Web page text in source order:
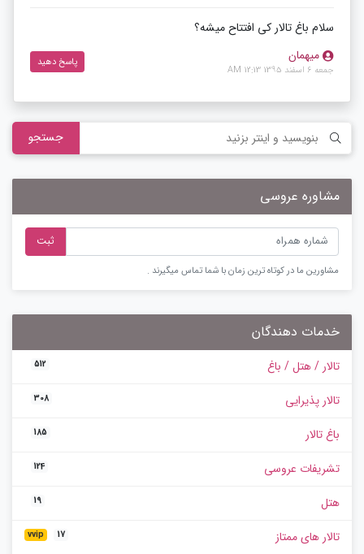
سلام باغ تالار کی افتتاح میشه؟
میهمان
جمعه 6 اسفند 1395 12:13 AM
پاسخ دهید
جستجو
مشاوره عروسی
ثبت
مشاورین ما در کوتاه ترین زمان با شما تماس میگیرند .
خدمات دهندگان
تالار / هتل / باغ 512
تالار پذیرایی 308
باغ تالار 185
تشریفات عروسی 124
هتل 19
تالار های ممتاز vvip 17